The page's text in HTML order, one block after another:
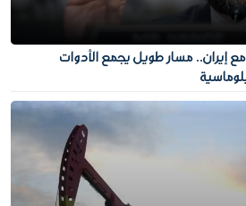
إيران.. مسار طويل يجمع الأدوات